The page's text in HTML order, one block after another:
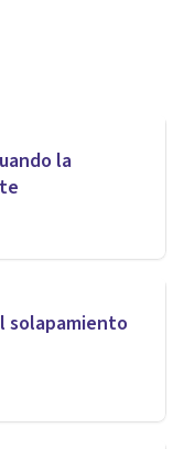
la
solapamiento